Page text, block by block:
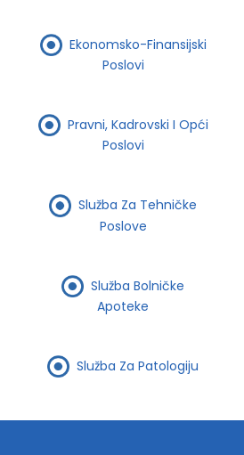
Ekonomsko-Finansijski
Poslovi
Pravni, Kadrovski I Opći
Poslovi
Služba Za Tehničke
Poslove
Služba Bolničke
Apoteke
Služba Za Patologiju